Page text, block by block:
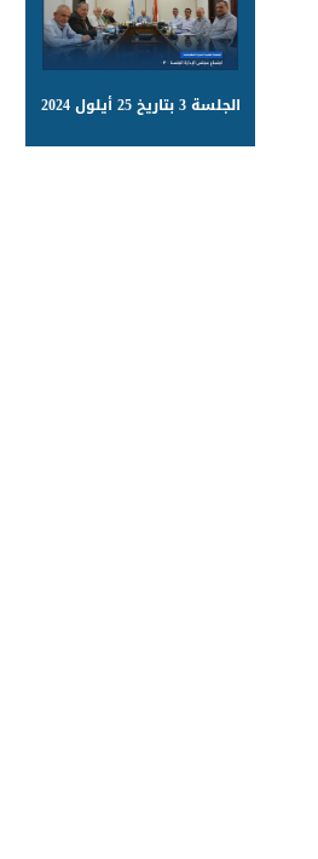
الجلسة 3 بتاريخ 25 أيلول 2024